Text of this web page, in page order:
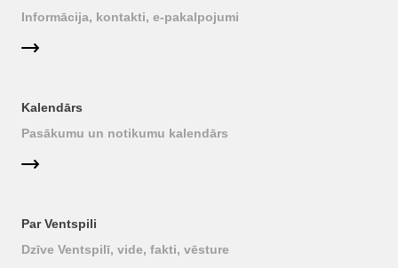
Informācija, kontakti, e-pakalpojumi
Kalendārs
Pasākumu un notikumu kalendārs
Par Ventspili
Dzīve Ventspilī, vide, fakti, vēsture